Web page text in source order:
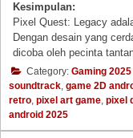
Kesimpulan:
Pixel Quest: Legacy
Dengan desain yang
dicoba oleh pecinta
Category: Gaming 2025
soundtrack, game 2D
retro, pixel art game, pixel
android 2025